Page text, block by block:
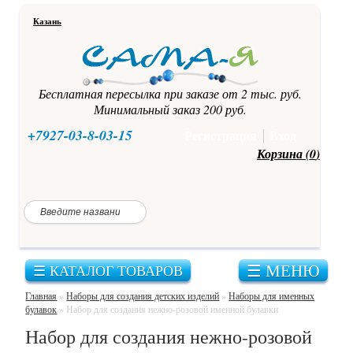
Казань
Бесплатная пересылка при заказе от 2 тыс. руб.
Минимальный заказ 200 руб.
+7927-03-8-03-15
Корзина (0)
☰ МЕНЮ
☰ КАТАЛОГ ТОВАРОВ
Главная »Наборы для создания детских изделий »Наборы для именных
булавок » Набор для создания нежно-розовой именной булавки
Набор для создания нежно-розовой